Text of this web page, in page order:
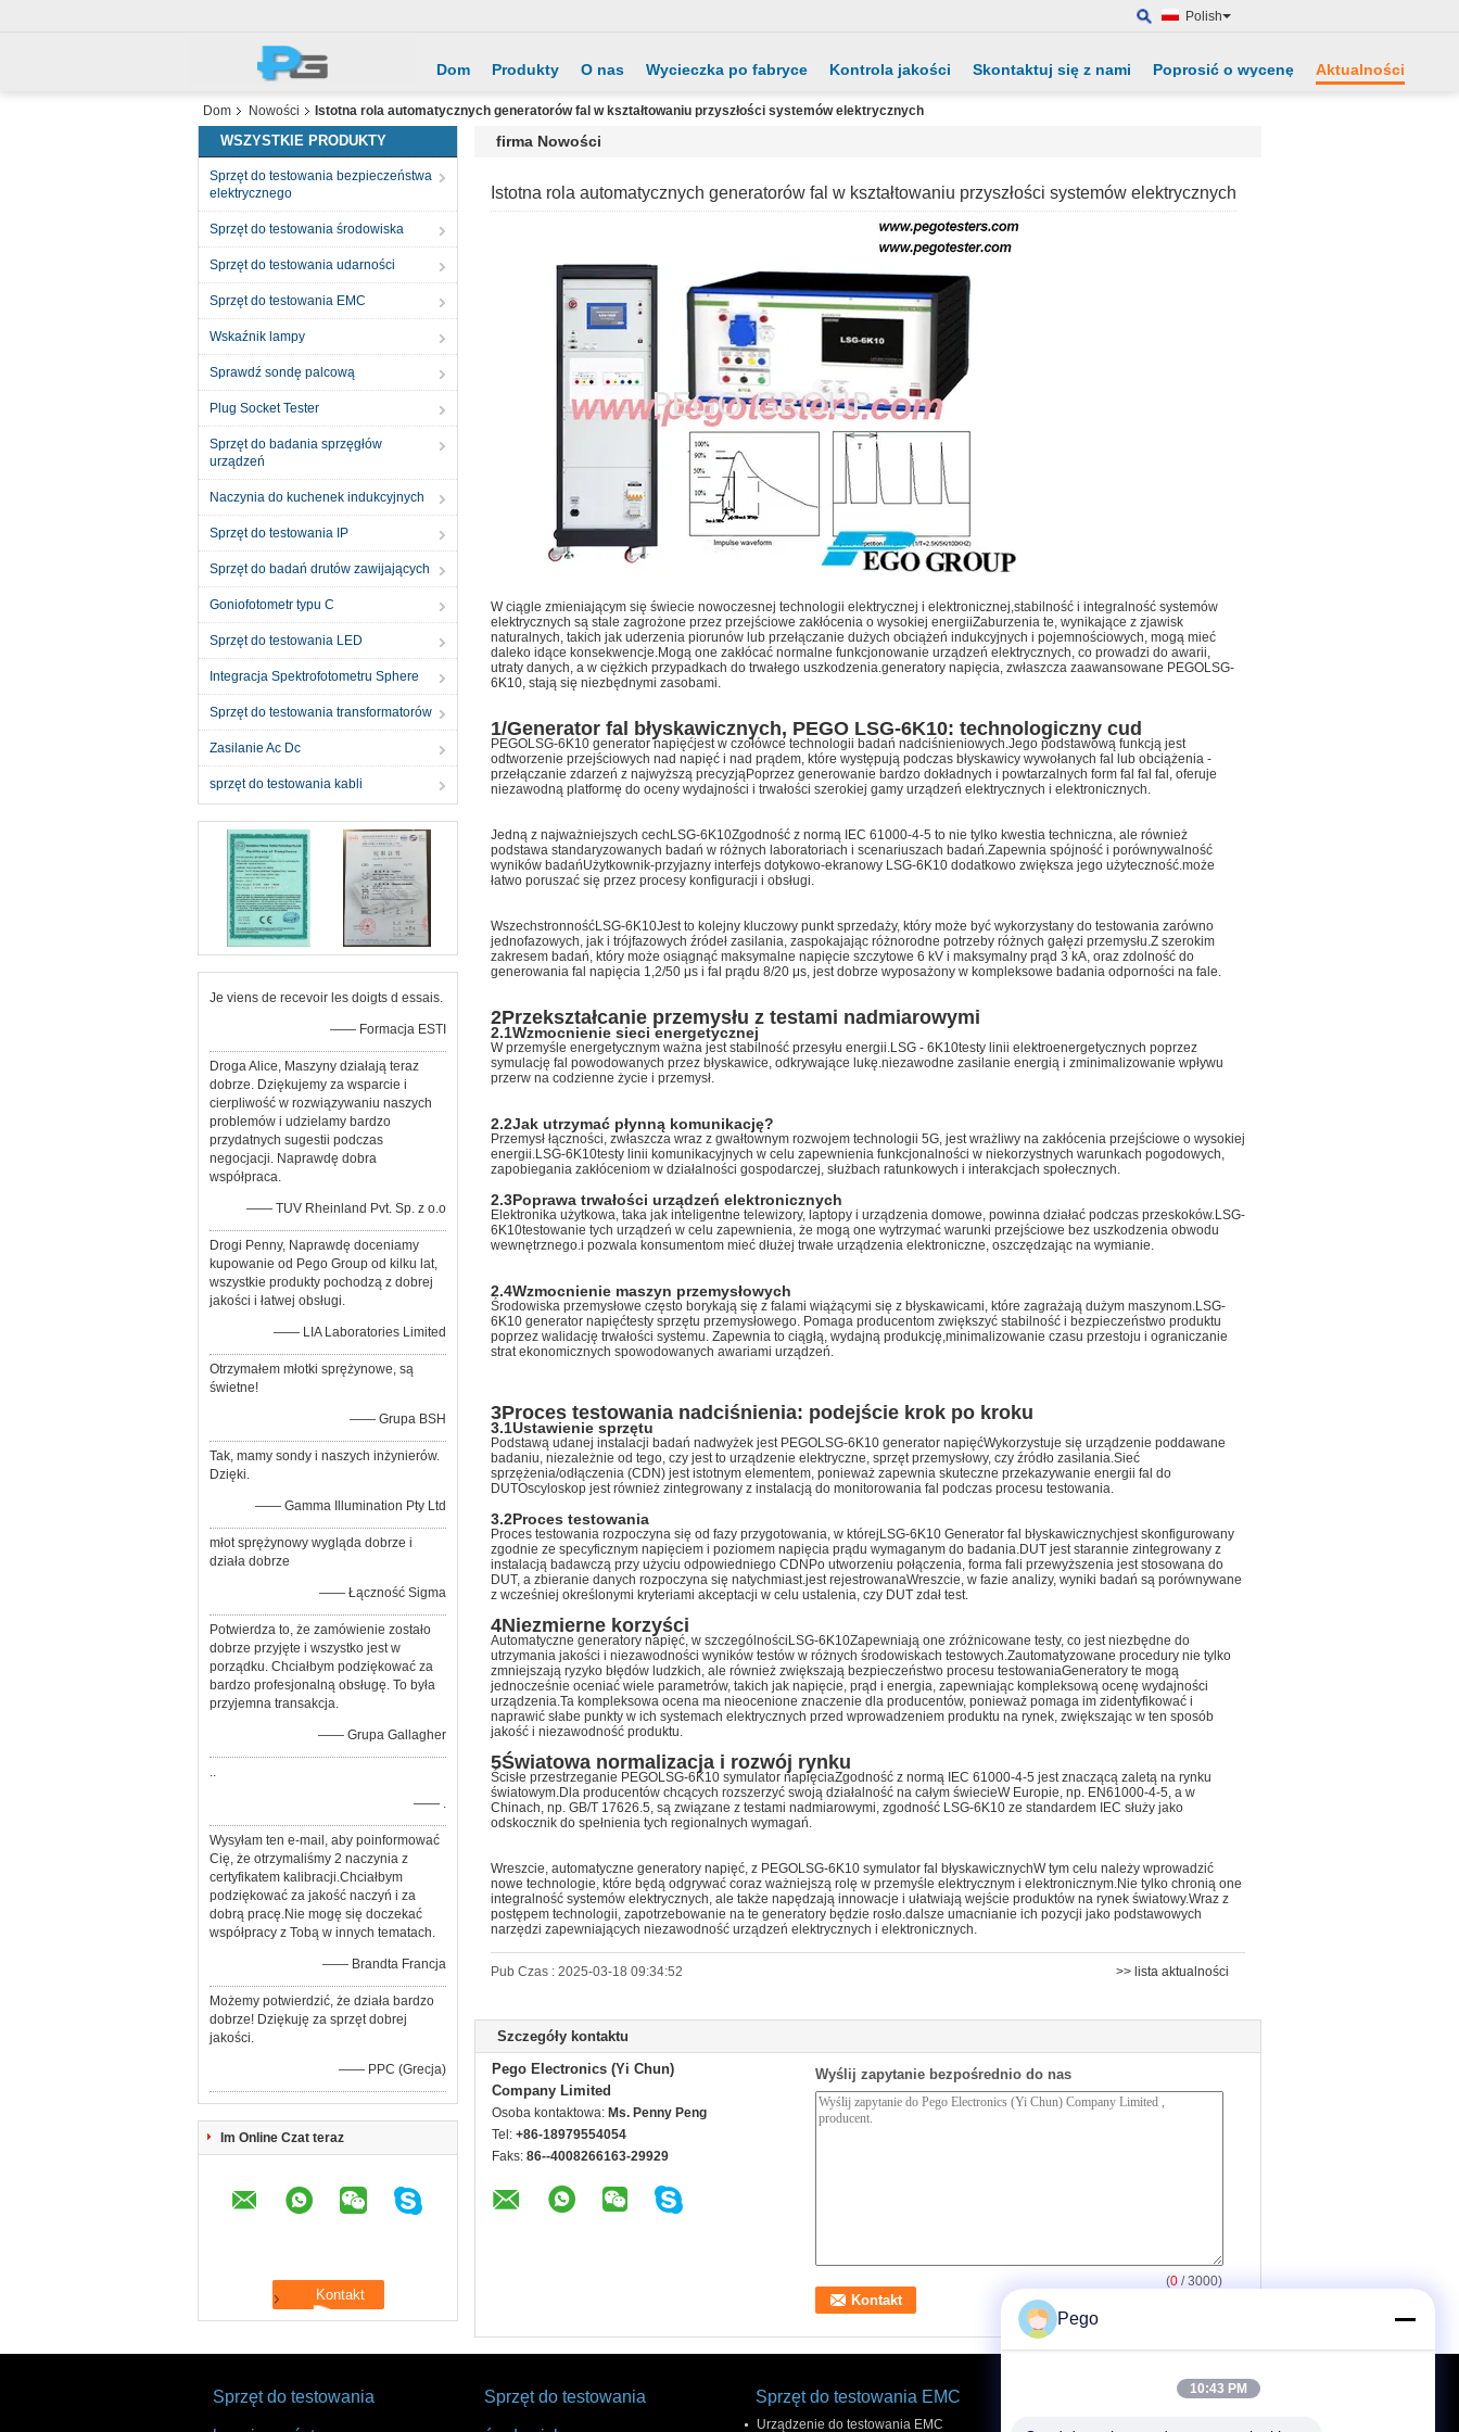
Polish
Dom Produkty O nas Wycieczka po fabryce Kontrola jakości Skontaktuj się z nami Poprosić o wycenę Aktualności
Dom Nowości Istotna rola automatycznych generatorów fal w kształtowaniu przyszłości systemów elektrycznych
WSZYSTKIE PRODUKTY
Sprzęt do testowania bezpieczeństwa
elektrycznego
Sprzęt do testowania środowiska
Sprzęt do testowania udarności
Sprzęt do testowania EMC
Wskaźnik lampy
Sprawdź sondę palcową
Plug Socket Tester
Sprzęt do badania sprzęgłów
urządzeń
Naczynia do kuchenek indukcyjnych
Sprzęt do testowania IP
Sprzęt do badań drutów zawijających
Goniofotometr typu C
Sprzęt do testowania LED
Integracja Spektrofotometru Sphere
Sprzęt do testowania transformatorów
Zasilanie Ac Dc
sprzęt do testowania kabli
Je viens de recevoir les doigts d essais.
—— Formacja ESTI
Droga Alice, Maszyny działają teraz
dobrze. Dziękujemy za wsparcie i
cierpliwość w rozwiązywaniu naszych
problemów i udzielamy bardzo
przydatnych sugestii podczas
negocjacji. Naprawdę dobra
współpraca.
—— TUV Rheinland Pvt. Sp. z o.o
Drogi Penny, Naprawdę doceniamy
kupowanie od Pego Group od kilku lat,
wszystkie produkty pochodzą z dobrej
jakości i łatwej obsługi.
—— LIA Laboratories Limited
Otrzymałem młotki sprężynowe, są
świetne!
—— Grupa BSH
Tak, mamy sondy i naszych inżynierów.
Dzięki.
—— Gamma Illumination Pty Ltd
młot sprężynowy wygląda dobrze i
działa dobrze
—— Łączność Sigma
Potwierdza to, że zamówienie zostało
dobrze przyjęte i wszystko jest w
porządku. Chciałbym podziękować za
bardzo profesjonalną obsługę. To była
przyjemna transakcja.
—— Grupa Gallagher
..
—— .
Wysyłam ten e-mail, aby poinformować
Cię, że otrzymaliśmy 2 naczynia z
certyfikatem kalibracji.Chciałbym
podziękować za jakość naczyń i za
dobrą pracę.Nie mogę się doczekać
współpracy z Tobą w innych tematach.
—— Brandta Francja
Możemy potwierdzić, że działa bardzo
dobrze! Dziękuję za sprzęt dobrej
jakości.
—— PPC (Grecja)
Im Online Czat teraz
firma Nowości
Istotna rola automatycznych generatorów fal w kształtowaniu przyszłości systemów elektrycznych
W ciągle zmieniającym się świecie nowoczesnej technologii elektrycznej i elektronicznej,stabilność i integralność systemów
elektrycznych są stale zagrożone przez przejściowe zakłócenia o wysokiej energiiZaburzenia te, wynikające z zjawisk
naturalnych, takich jak uderzenia piorunów lub przełączanie dużych obciążeń indukcyjnych i pojemnościowych, mogą mieć
daleko idące konsekwencje.Mogą one zakłócać normalne funkcjonowanie urządzeń elektrycznych, co prowadzi do awarii,
utraty danych, a w ciężkich przypadkach do trwałego uszkodzenia.generatory napięcia, zwłaszcza zaawansowane PEGOLSG-
6K10, stają się niezbędnymi zasobami.
1/Generator fal błyskawicznych, PEGO LSG-6K10: technologiczny cud
PEGOLSG-6K10 generator napięćjest w czołówce technologii badań nadciśnieniowych.Jego podstawową funkcją jest
odtworzenie przejściowych nad napięć i nad prądem, które występują podczas błyskawicy wywołanych fal lub obciążenia -
przełączanie zdarzeń z najwyższą precyzjąPoprzez generowanie bardzo dokładnych i powtarzalnych form fal fal fal, oferuje
niezawodną platformę do oceny wydajności i trwałości szerokiej gamy urządzeń elektrycznych i elektronicznych.
Jedną z najważniejszych cech LSG-6K10Zgodność z normą IEC 61000-4-5 to nie tylko kwestia techniczna, ale również
podstawa standaryzowanych badań w różnych laboratoriach i scenariuszach badań.Zapewnia spójność i porównywalność
wyników badańUżytkownik-przyjazny interfejs dotykowo-ekranowy LSG-6K10 dodatkowo zwiększa jego użyteczność.może
łatwo poruszać się przez procesy konfiguracji i obsługi.
WszechstronnośćLSG-6K10Jest to kolejny kluczowy punkt sprzedaży, który może być wykorzystany do testowania zarówno
jednofazowych, jak i trójfazowych źródeł zasilania, zaspokajając różnorodne potrzeby różnych gałęzi przemysłu.Z szerokim
zakresem badań, który może osiągnąć maksymalne napięcie szczytowe 6 kV i maksymalny prąd 3 kA, oraz zdolność do
generowania fal napięcia 1,2/50 μs i fal prądu 8/20 μs, jest dobrze wyposażony w kompleksowe badania odporności na fale.
2Przekształcanie przemysłu z testami nadmiarowymi
2.1Wzmocnienie sieci energetycznej
W przemyśle energetycznym ważna jest stabilność przesyłu energii.LSG - 6K10testy linii elektroenergetycznych poprzez
symulację fal powodowanych przez błyskawice, odkrywające lukę.niezawodne zasilanie energią i zminimalizowanie wpływu
przerw na codzienne życie i przemysł.
2.2Jak utrzymać płynną komunikację?
Przemysł łączności, zwłaszcza wraz z gwałtownym rozwojem technologii 5G, jest wrażliwy na zakłócenia przejściowe o wysokiej
energii.LSG-6K10testy linii komunikacyjnych w celu zapewnienia funkcjonalności w niekorzystnych warunkach pogodowych,
zapobiegania zakłóceniom w działalności gospodarczej, służbach ratunkowych i interakcjach społecznych.
2.3Poprawa trwałości urządzeń elektronicznych
Elektronika użytkowa, taka jak inteligentne telewizory, laptopy i urządzenia domowe, powinna działać podczas przeskoków.LSG-
6K10testowanie tych urządzeń w celu zapewnienia, że mogą one wytrzymać warunki przejściowe bez uszkodzenia obwodu
wewnętrznego.i pozwala konsumentom mieć dłużej trwałe urządzenia elektroniczne, oszczędzając na wymianie.
2.4Wzmocnienie maszyn przemysłowych
Środowiska przemysłowe często borykają się z falami wiążącymi się z błyskawicami, które zagrażają dużym maszynom.LSG-
6K10 generator napięćtesty sprzętu przemysłowego. Pomaga producentom zwiększyć stabilność i bezpieczeństwo produktu
poprzez walidację trwałości systemu. Zapewnia to ciągłą, wydajną produkcję,minimalizowanie czasu przestoju i ograniczanie
strat ekonomicznych spowodowanych awariami urządzeń.
3Proces testowania nadciśnienia: podejście krok po kroku
3.1Ustawienie sprzętu
Podstawą udanej instalacji badań nadwyżek jest PEGOLSG-6K10 generator napięćWykorzystuje się urządzenie poddawane
badaniu, niezależnie od tego, czy jest to urządzenie elektryczne, sprzęt przemysłowy, czy źródło zasilania.Sieć
sprzężenia/odłączenia (CDN) jest istotnym elementem, ponieważ zapewnia skuteczne przekazywanie energii fal do
DUTOscyloskop jest również zintegrowany z instalacją do monitorowania fal podczas procesu testowania.
3.2Proces testowania
Proces testowania rozpoczyna się od fazy przygotowania, w której LSG-6K10 Generator fal błyskawicznychjest skonfigurowany
zgodnie ze specyficznym napięciem i poziomem napięcia prądu wymaganym do badania.DUT jest starannie zintegrowany z
instalacją badawczą przy użyciu odpowiedniego CDNPo utworzeniu połączenia, forma fali przewyższenia jest stosowana do
DUT, a zbieranie danych rozpoczyna się natychmiast.jest rejestrowanaWreszcie, w fazie analizy, wyniki badań są porównywane
z wcześniej określonymi kryteriami akceptacji w celu ustalenia, czy DUT zdał test.
4Niezmierne korzyści
Automatyczne generatory napięć, w szczególności LSG-6K10Zapewniają one zróżnicowane testy, co jest niezbędne do
utrzymania jakości i niezawodności wyników testów w różnych środowiskach testowych.Zautomatyzowane procedury nie tylko
zmniejszają ryzyko błędów ludzkich, ale również zwiększają bezpieczeństwo procesu testowaniaGeneratory te mogą
jednocześnie oceniać wiele parametrów, takich jak napięcie, prąd i energia, zapewniając kompleksową ocenę wydajności
urządzenia.Ta kompleksowa ocena ma nieocenione znaczenie dla producentów, ponieważ pomaga im zidentyfikować i
naprawić słabe punkty w ich systemach elektrycznych przed wprowadzeniem produktu na rynek, zwiększając w ten sposób
jakość i niezawodność produktu.
5Światowa normalizacja i rozwój rynku
Ścisłe przestrzeganie PEGOLSG-6K10 symulator napięciaZgodność z normą IEC 61000-4-5 jest znaczącą zaletą na rynku
światowym.Dla producentów chcących rozszerzyć swoją działalność na całym świecieW Europie, np. EN61000-4-5, a w
Chinach, np. GB/T 17626.5, są związane z testami nadmiarowymi, zgodność LSG-6K10 ze standardem IEC służy jako
odskocznik do spełnienia tych regionalnych wymagań.
Wreszcie, automatyczne generatory napięć, z PEGOLSG-6K10 symulator fal błyskawicznychW tym celu należy wprowadzić
nowe technologie, które będą odgrywać coraz ważniejszą rolę w przemyśle elektrycznym i elektronicznym.Nie tylko chronią one
integralność systemów elektrycznych, ale także napędzają innowacje i ułatwiają wejście produktów na rynek światowy.Wraz z
postępem technologii, zapotrzebowanie na te generatory będzie rosło.dalsze umacnianie ich pozycji jako podstawowych
narzędzi zapewniających niezawodność urządzeń elektrycznych i elektronicznych.
Pub Czas : 2025-03-18 09:34:52 >> lista aktualności
Szczegóły kontaktu
Pego Electronics (Yi Chun)
Company Limited
Osoba kontaktowa: Ms. Penny Peng
Tel: +86-18979554054
Faks: 86--4008266163-29929
Wyślij zapytanie bezpośrednio do nas
(0 / 3000)
Sprzęt do testowania Sprzęt do testowania Sprzęt do testowania EMC
Urządzenie do testowania EMC Wysłać
Pego
10:43 PM